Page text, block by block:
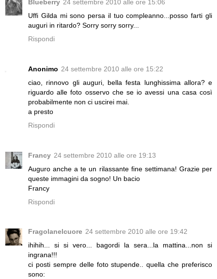
Blueberry 24 settembre 2010 alle ore 15:06
Uffi Gilda mi sono persa il tuo compleanno...posso farti gli
auguri in ritardo? Sorry sorry sorry...
Rispondi
Anonimo 24 settembre 2010 alle ore 15:22
ciao, rinnovo gli auguri, bella festa lunghissima allora? e
riguardo alle foto osservo che se io avessi una casa così
probabilmente non ci uscirei mai.
a presto
Rispondi
Francy 24 settembre 2010 alle ore 19:13
Auguro anche a te un rilassante fine settimana! Grazie per
queste immagini da sogno! Un bacio
Francy
Rispondi
Fragolanelcuore 24 settembre 2010 alle ore 19:42
ihihih... si si vero... bagordi la sera...la mattina...non si
ingrana!!!
ci posti sempre delle foto stupende.. quella che preferisco
sono: